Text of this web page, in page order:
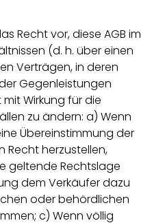
Recht vor, diese AGB im
(d. h. über einen
Verträgen, in deren
Gegenleistungen
Wirkung für die
zu ändern: a) Wenn
Übereinstimmung der
Recht herzustellen,
geltende Rechtslage
dem Verkäufer dazu
oder behördlichen
c) Wenn völlig